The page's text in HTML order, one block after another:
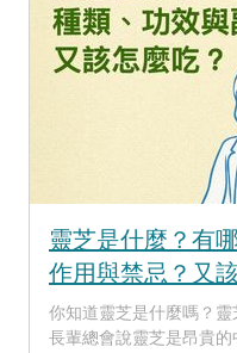
靈芝是什麼？有
作用與禁忌？又
你知道靈芝是什麼嗎？
長輩總會說靈芝是昂貴的